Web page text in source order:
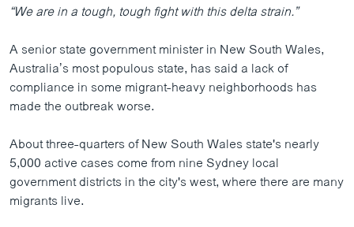
“We are in a tough, tough fight with this delta strain.”
A senior state government minister in New South Wales,
Australia’s most populous state, has said a lack of
compliance in some migrant-heavy neighborhoods has
made the outbreak worse.
About three-quarters of New South Wales state's nearly
5,000 active cases come from nine Sydney local
government districts in the city's west, where there are many
migrants live.